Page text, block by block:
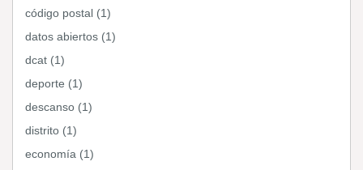
código postal (1)
datos abiertos (1)
dcat (1)
deporte (1)
descanso (1)
distrito (1)
economía (1)